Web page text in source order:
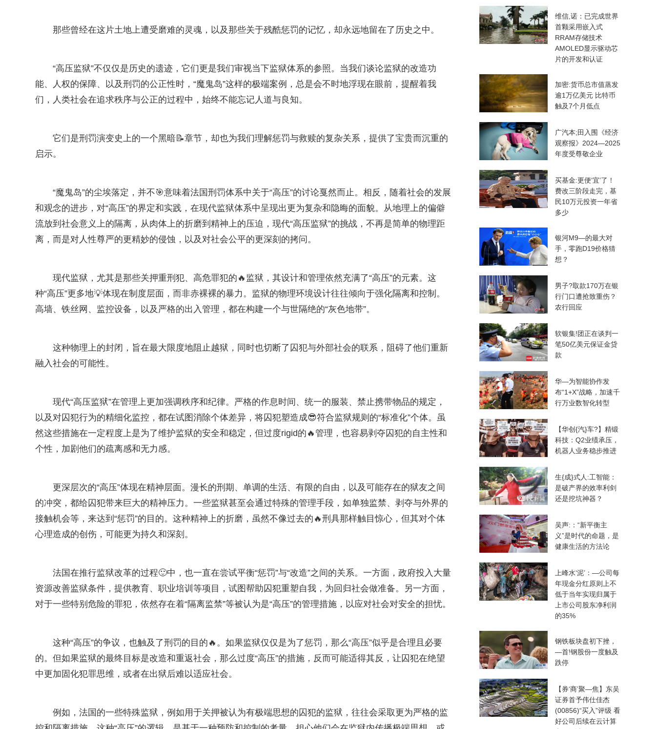
那些曾经在这片土地上遭受磨难的灵魂，以及那些关于残酷惩罚的记忆，却永远地留在了历史之中。
“高压监狱”不仅仅是历史的遗迹，它们更是我们审视当下监狱体系的参照。当我们谈论监狱的改造功
能、人权的保障、以及刑罚的公正性时，“魔鬼岛”这样的极端案例，总是会不时地浮现在眼前，提醒着我
们，人类社会在追求秩序与公正的过程中，始终不能忘记人道与良知。
它们是刑罚演变史上的一个黑暗📝章节，却也为我们理解惩罚与救赎的复杂关系，提供了宝贵而沉重的
启示。
“魔鬼岛”的尘埃落定，并不🎯意味着法国刑罚体系中关于“高压”的讨论戛然而止。相反，随着社会的发展
和观念的进步，对“高压”的界定和实践，在现代监狱体系中呈现出更为复杂和隐晦的面貌。从地理上的偏僻
流放到社会意义上的隔离，从肉体上的折磨到精神上的压迫，现代“高压监狱”的挑战，不再是简单的物理距
离，而是对人性尊严的更精妙的侵蚀，以及对社会公平的更深刻的拷问。
现代监狱，尤其是那些关押重刑犯、高危罪犯的🔥监狱，其设计和管理依然充满了“高压”的元素。这
种“高压”更多地💡体现在制度层面，而非赤裸裸的暴力。监狱的物理环境设计往往倾向于强化隔离和控制。
高墙、铁丝网、监控设备，以及严格的出入管理，都在构建一个与世隔绝的“灰色地带”。
这种物理上的封闭，旨在最大限度地阻止越狱，同时也切断了囚犯与外部社会的联系，阻碍了他们重新
融入社会的可能性。
现代“高压监狱”在管理上更加强调秩序和纪律。严格的作息时间、统一的服装、禁止携带物品的规定，
以及对囚犯行为的精细化监控，都在试图消除个体差异，将囚犯塑造成😎符合监狱规则的“标准化”个体。虽
然这些措施在一定程度上是为了维护监狱的安全和稳定，但过度rigid的🔥管理，也容易剥夺囚犯的自主性和
个性，加剧他们的疏离感和无力感。
更深层次的“高压”体现在精神层面。漫长的刑期、单调的生活、有限的自由，以及可能存在的狱友之间
的冲突，都给囚犯带来巨大的精神压力。一些监狱甚至会通过特殊的管理手段，如单独监禁、剥夺与外界的
接触机会等，来达到“惩罚”的目的。这种精神上的折磨，虽然不像过去的🔥刑具那样触目惊心，但其对个体
心理造成的创伤，可能更为持久和深刻。
法国在推行监狱改革的过程🙂中，也一直在尝试平衡“惩罚”与“改造”之间的关系。一方面，政府投入大量
资源改善监狱条件，提供教育、职业培训等项目，试图帮助囚犯重塑自我，为回归社会做准备。另一方面，
对于一些特别危险的罪犯，依然存在着“隔离监禁”等被认为是“高压”的管理措施，以应对社会对安全的担忧。
这种“高压”的争议，也触及了刑罚的目的🔥。如果监狱仅仅是为了惩罚，那么“高压”似乎是合理且必要
的。但如果监狱的最终目标是改造和重返社会，那么过度“高压”的措施，反而可能适得其反，让囚犯在绝望
中更加固化犯罪思维，或者在出狱后难以适应社会。
例如，法国的一些特殊监狱，例如用于关押被认为有极端思想的囚犯的监狱，往往会采取更为严格的监
维信,诺：已完成世界
首颗采用嵌入式
RRAM存储技术
AMOLED显示驱动芯
片的开发和认证
加密:货币总市值蒸发
逾1万亿美元 比特币
触及7个月低点
广汽本;田入围《经济
观察报》2024—2025
年度受尊敬企业
买基金:更便‘宜’了！
费改三阶段走完，基
民10万元投资一年省
多少
银河M9—的最大对
手，零跑D19价格猜
想？
男子?取款170万在银
行门口遭抢致重伤？
农行回应
软银集!团正在谈判一
笔50亿美元保证金贷
款
华—为智能协作发
布“1+X”战略，加速千
行万业数智化转型
【华创{汽}车?】精锻
科技：Q2业绩承压，
机器人业务稳步推进
生{成}式人:工智能：
是破产界的效率利剑
还是挖坑神器？
吴声:：“新平衡主
义”是时代的命题，是
健康生活的方法论
上峰水‘泥’：—公司每
年现金分红原则上不
低于当年实现归属于
上市公司股东净利润
的35%
钢铁板块盘初下挫，
—首!钢股份一度触及
跌停
【券‘商’聚—焦】东吴
证券首予伟仕佳杰
(00856)“买入”评级 看
好公司后续在云计算